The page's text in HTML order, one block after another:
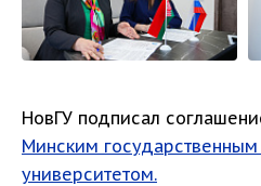
НовГУ подписал
Минским государственным
университетом.